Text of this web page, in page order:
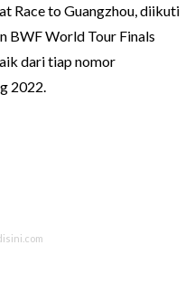
Race to Guangzhou, diikuti
BWF World Tour Finals
dari tiap nomor
2022.